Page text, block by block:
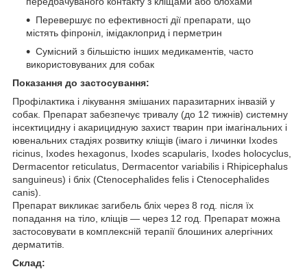
Перевершує по ефективності дії препарати, що
містять фіпроніл, імідаклоприд і перметрин
Сумісний з більшістю інших медикаментів, часто
використовуваних для собак
Показання до застосування:
Профілактика і лікування змішаних паразитарних інвазій у
собак. Препарат забезпечує тривалу (до 12 тижнів) системну
інсектицидну і акарицидную захист тварин при імагінальних і
ювенальних стадіях розвитку кліщів (імаго і личинки Ixodes
ricinus, Ixodes hexagonus, Ixodes scapularis, Ixodes holocyclus,
Dermacentor reticulatus, Dermacentor variabilis і Rhipicephalus
sanguineus) і бліх (Ctenocephalides felis і Ctenocephalides
canis).
Препарат викликає загибель бліх через 8 год. після їх
попадання на тіло, кліщів — через 12 год. Препарат можна
застосовувати в комплексній терапії блошиних алергічних
дерматитів.
Склад: